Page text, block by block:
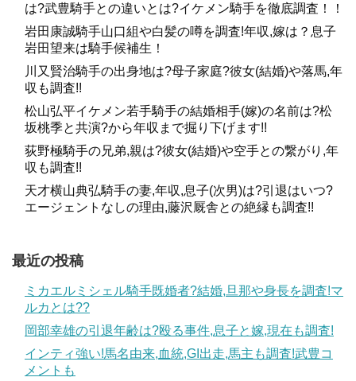
は?武豊騎手との違いとは?イケメン騎手を徹底調査！！
岩田康誠騎手山口組や白髪の噂を調査!年収,嫁は？息子
岩田望来は騎手候補生！
川又賢治騎手の出身地は?母子家庭?彼女(結婚)や落馬,年
収も調査!!
松山弘平イケメン若手騎手の結婚相手(嫁)の名前は?松
坂桃季と共演?から年収まで掘り下げます!!
荻野極騎手の兄弟,親は?彼女(結婚)や空手との繋がり,年
収も調査!!
天才横山典弘騎手の妻,年収,息子(次男)は?引退はいつ?
エージェントなしの理由,藤沢厩舎との絶縁も調査!!
最近の投稿
ミカエルミシェル騎手既婚者?結婚,旦那や身長を調査!マ
ルカとは??
岡部幸雄の引退年齢は?殴る事件,息子と嫁,現在も調査!
インティ強い!馬名由来,血統,GI出走,馬主も調査!武豊コ
メントも